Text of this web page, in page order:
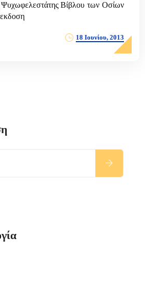
Ψυχωφελεστάτης Βίβλου των Οσίων
18 Ιουνίου, 2013